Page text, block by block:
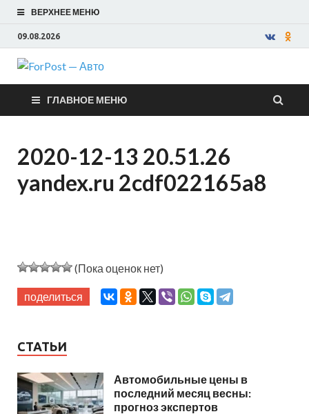
ВЕРХНЕЕ МЕНЮ
09.08.2026
ForPost —
Авто
ГЛАВНОЕ МЕНЮ
2020-12-13 20.51.26
yandex.ru 2cdf022165a8
(Пока оценок нет)
поделиться
СТАТЬИ
Автомобильные цены в
последний месяц весны:
прогноз экспертов